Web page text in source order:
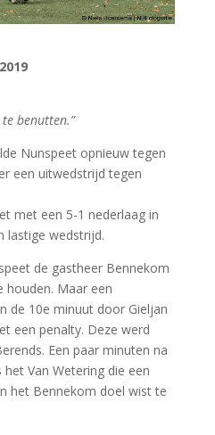
benutten.”
Nunspeet opnieuw tegen
een uitwedstrijd tegen
met een 5-1 nederlaag in
lastige wedstrijd.
de gastheer Bennekom
houden. Maar een
de 10e minuut door Gieljan
een penalty. Deze werd
Een paar minuten na
Van Wetering die een
het Bennekom doel wist te